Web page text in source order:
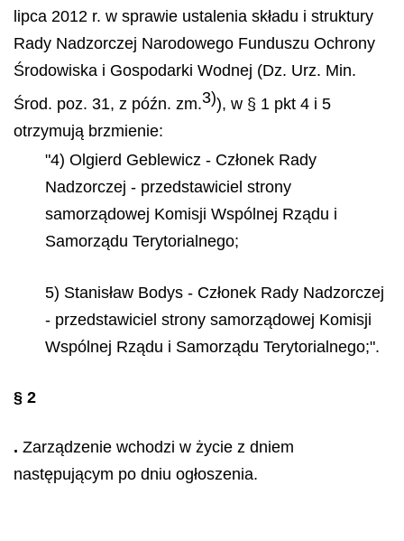
lipca 2012 r. w sprawie ustalenia składu i struktury
Rady Nadzorczej Narodowego Funduszu Ochrony
Środowiska i Gospodarki Wodnej (Dz. Urz. Min.
Środ. poz. 31, z późn. zm.3)), w § 1 pkt 4 i 5
otrzymują brzmienie:
"4) Olgierd Geblewicz - Członek Rady
Nadzorczej - przedstawiciel strony
samorządowej Komisji Wspólnej Rządu i
Samorządu Terytorialnego;
5) Stanisław Bodys - Członek Rady Nadzorczej
- przedstawiciel strony samorządowej Komisji
Wspólnej Rządu i Samorządu Terytorialnego;".
§ 2
. Zarządzenie wchodzi w życie z dniem
następującym po dniu ogłoszenia.